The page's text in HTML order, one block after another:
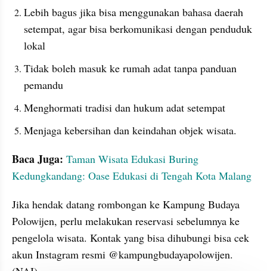
Lebih bagus jika bisa menggunakan bahasa daerah
setempat, agar bisa berkomunikasi dengan penduduk
lokal
Tidak boleh masuk ke rumah adat tanpa panduan
pemandu
Menghormati tradisi dan hukum adat setempat
Menjaga kebersihan dan keindahan objek wisata.
Baca Juga: Taman Wisata Edukasi Buring
Kedungkandang: Oase Edukasi di Tengah Kota Malang
Jika hendak datang rombongan ke Kampung Budaya
Polowijen, perlu melakukan reservasi sebelumnya ke
pengelola wisata. Kontak yang bisa dihubungi bisa cek
akun Instagram resmi @kampungbudayapolowijen.